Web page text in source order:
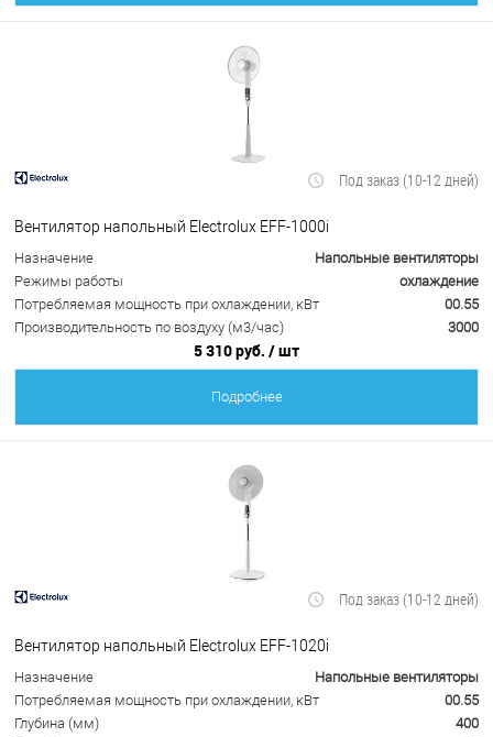
Под заказ (10-12 дней)
Вентилятор напольный Electrolux EFF-1000i
Назначение
Напольные вентиляторы
Режимы работы
охлаждение
Потребляемая мощность при охлаждении, кВт
00.55
Производительность по воздуху (м3/час)
3000
5 310 руб. / шт
Подробнее
Под заказ (10-12 дней)
Вентилятор напольный Electrolux EFF-1020i
Назначение
Напольные вентиляторы
Потребляемая мощность при охлаждении, кВт
00.55
Глубина (мм)
400